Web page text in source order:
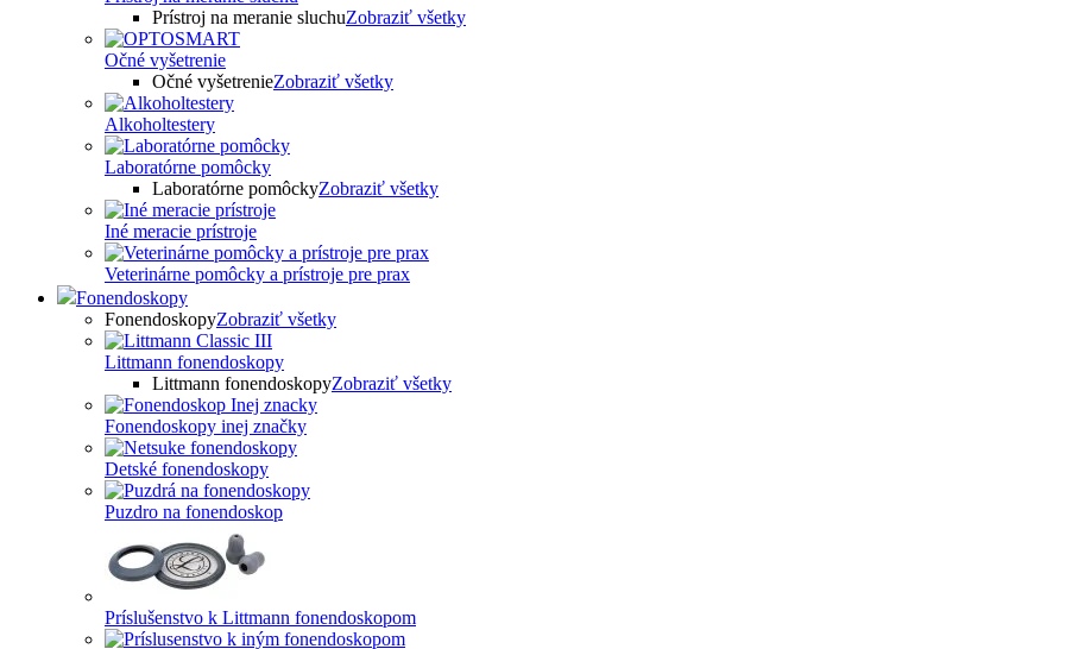
Prístroj na meranie sluchuZobraziť všetky
Očné vyšetrenie
Očné vyšetrenieZobraziť všetky
Alkoholtestery
Laboratórne pomôcky
Laboratórne pomôckyZobraziť všetky
Iné meracie prístroje
Veterinárne pomôcky a prístroje pre prax
Fonendoskopy
FonendoskopyZobraziť všetky
Littmann fonendoskopy
Littmann fonendoskopyZobraziť všetky
Fonendoskopy inej značky
Detské fonendoskopy
Puzdro na fonendoskop
Príslušenstvo k Littmann fonendoskopom